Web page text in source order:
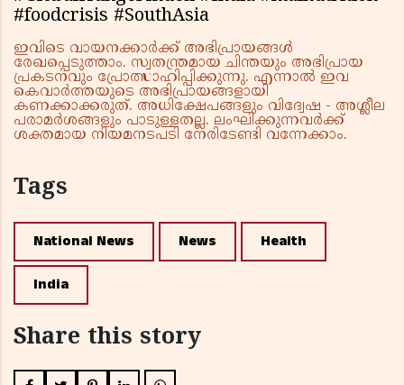
#foodcrisis #SouthAsia
ഇവിടെ വായനക്കാർക്ക് അഭിപ്രായങ്ങൾ
രേഖപ്പെടുത്താം. സ്വതന്ത്രമായ ചിന്തയും അഭിപ്രായ
പ്രകടനവും പ്രോത്സാഹിപ്പിക്കുന്നു. എന്നാൽ ഇവ
കെവാർത്തയുടെ അഭിപ്രായങ്ങളായി
കണക്കാക്കരുത്. അധിക്ഷേപങ്ങളും വിദ്വേഷ - അശ്ലീല
പരാമർശങ്ങളും പാടുള്ളതല്ല. ലംഘിക്കുന്നവർക്ക്
ശക്തമായ നിയമനടപടി നേരിടേണ്ടി വന്നേക്കാം.
Tags
National News News Health
India
Share this story